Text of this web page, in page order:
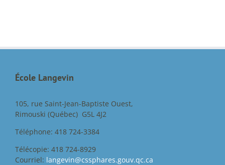
École Langevin
105, rue Saint-Jean-Baptiste Ouest,
Rimouski (Québec) G5L 4J2
Téléphone: 418 724-3384
Télécopie: 418 724-8929
Courriel: langevin@cssphares.gouv.qc.ca